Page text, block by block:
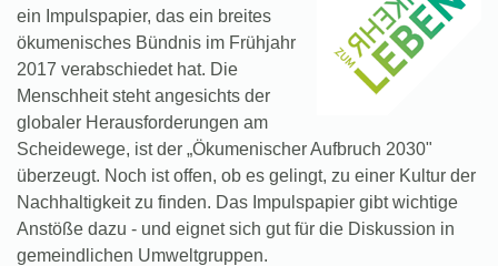
ein Impulspapier, das ein breites
ökumenisches Bündnis im Frühjahr
2017 verabschiedet hat. Die
Menschheit steht angesichts der
globaler Herausforderungen am
Scheidewege, ist der „Ökumenischer Aufbruch 2030"
überzeugt. Noch ist offen, ob es gelingt, zu einer Kultur der
Nachhaltigkeit zu finden. Das Impulspapier gibt wichtige
Anstöße dazu - und eignet sich gut für die Diskussion in
gemeindlichen Umweltgruppen.